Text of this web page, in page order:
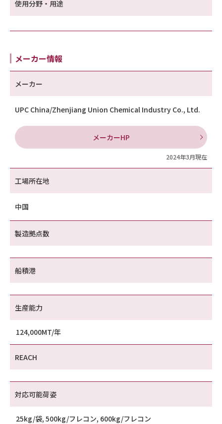
使用分野・用途
メーカー情報
メーカー
UPC China/Zhenjiang Union Chemical Industry Co., Ltd.
メーカーHP
2024年3月現在
工場所在地
中国
製造拠点数
船積港
生産能力
124,000MT/年
REACH
対応可能荷姿
25kg/袋, 500kg/フレコン, 600kg/フレコン